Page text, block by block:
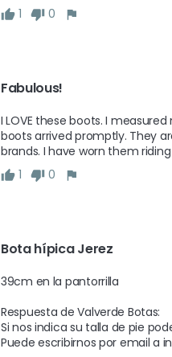
1
0
Fabulous!
I LOVE these boots. I
boots arrived promptly. They
brands. I have worn them
1
0
Bota hípica Jerez
39cm en la pantorrilla
Respuesta de Valverde Botas:
Si nos indica su talla de pie